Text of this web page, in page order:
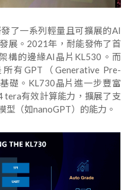
了一系列輕量且可擴展的AI
展。2021年，耐能發佈了首
構的邊緣AI晶片KL530。而
有GPT（Generative Pre-
礎。KL730晶片進一步豐富
tera有效計算能力，擴展了支
型（如nanoGPT）的能力。